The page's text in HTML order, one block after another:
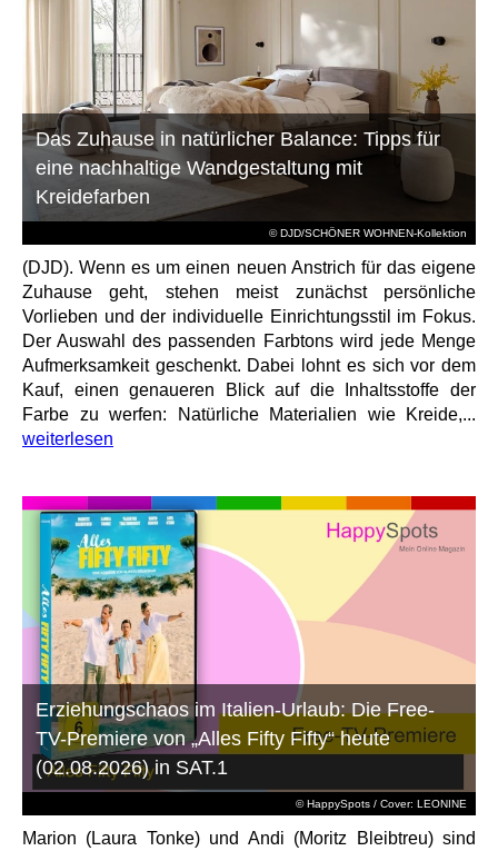
© DJD/SCHÖNER WOHNEN-Kollektion
Das Zuhause in natürlicher Balance: Tipps für
eine nachhaltige Wandgestaltung mit
Kreidefarben
(DJD). Wenn es um einen neuen Anstrich für das eigene
Zuhause geht, stehen meist zunächst persönliche
Vorlieben und der individuelle Einrichtungsstil im Fokus.
Der Auswahl des passenden Farbtons wird jede Menge
Aufmerksamkeit geschenkt. Dabei lohnt es sich vor dem
Kauf, einen genaueren Blick auf die Inhaltsstoffe der
Farbe zu werfen: Natürliche Materialien wie Kreide,...
weiterlesen
© HappySpots / Cover: LEONINE
Erziehungschaos im Italien-Urlaub: Die Free-
TV-Premiere von „Alles Fifty Fifty“ heute
(02.08.2026) in SAT.1
Marion (Laura Tonke) und Andi (Moritz Bleibtreu) sind